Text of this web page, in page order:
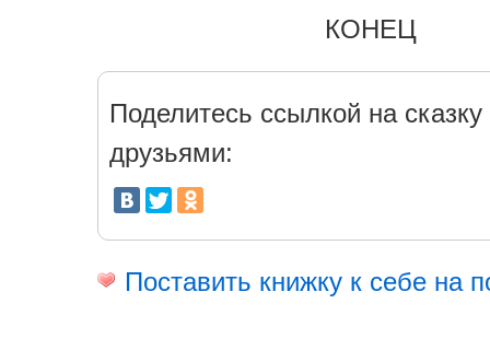
КОНЕЦ
Поделитесь ссылкой на сказку
друзьями:
Поставить книжку к себе на